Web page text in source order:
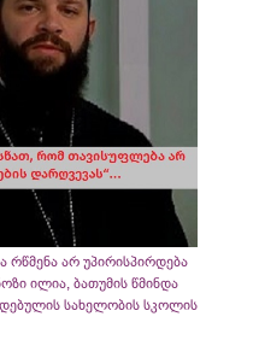
რწმენა არ უპირისპირდება
ილია, ბათუმის წმინდა
სახელობის სკოლის